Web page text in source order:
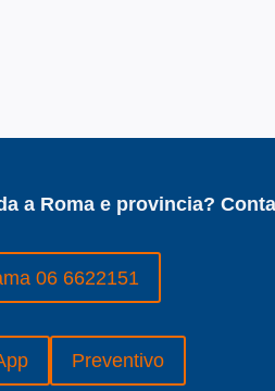
a Roma e provincia?
06 6622151
Preventivo